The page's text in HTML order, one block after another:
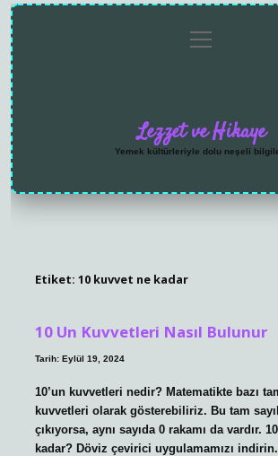
menüyü
aç
Lezzet ve Hikaye
Yemek kültürleriyle dolu neşeli
Etiket: 10 kuvvet ne kadar
10 Un Kuvvetleri Nasıl Bulunur
Tarih: Eylül 19, 2024
10’un kuvvetleri nedir? Matematikte bazı
kuvvetleri olarak gösterebiliriz. Bu tam
çıkıyorsa, aynı sayıda 0 rakamı da vardır.
kadar? Döviz çevirici uygulamamızı